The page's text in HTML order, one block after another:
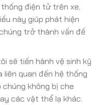
điện tử trên xe,
này giúp phát hiện
trở thành vấn đề
sẽ tiến hành vệ sinh kỹ
liên quan đến hệ thống
không bị che
các vật thể lạ khác.